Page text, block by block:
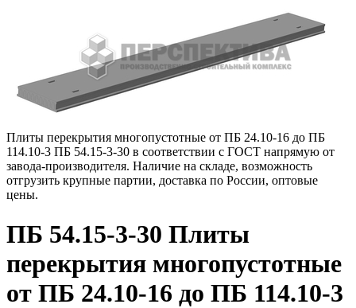
Плиты перекрытия многопустотные от ПБ 24.10-16 до ПБ
114.10-3 ПБ 54.15-3-30 в соответствии с ГОСТ напрямую от
завода-производителя. Наличие на складе, возможность
отгрузить крупные партии, доставка по России, оптовые
цены.
ПБ 54.15-3-30 Плиты
перекрытия многопустотные
от ПБ 24.10-16 до ПБ 114.10-3